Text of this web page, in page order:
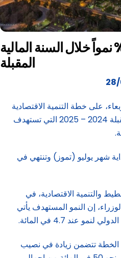
تستهدف 4.2 % نمواً خلال السنة المالية
المقبلة
على خطة التنمية الاقتصادية
والاجتماعية للسنة المالية المقبلة 2024 – 2025 التي تستهدف
شهر يوليو (تموز) وتنتهي في
والتنمية الاقتصادية، في
إن النمو المستهدف يأتي
عند 4.7 في المائة.
الخطة تتضمن زيادة في نصيب